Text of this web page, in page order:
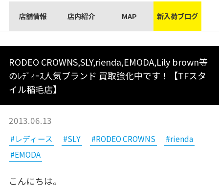
店舗情報 店内紹介 MAP 新入荷ブログ
RODEO CROWNS,SLY,rienda,EMODA,Lily brown等
のﾚﾃﾞｨｰｽ人気ブランド 買取強化中です！【TFスタ
イル稲毛店】
2013.06.13
#レディース #SLY #RODEO CROWNS
#rienda
#EMODA
こんにちは。